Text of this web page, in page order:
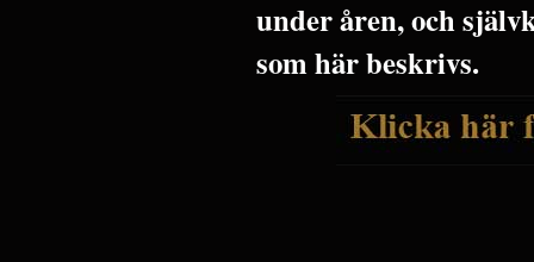
under åren, och
som här beskrivs.